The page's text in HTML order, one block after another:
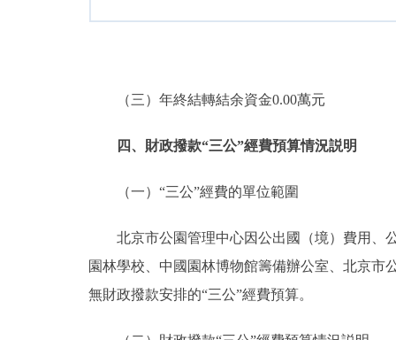
（三）年終結轉結余資金0.00萬元
四、財政撥款“三公”經費預算情況説明
（一）“三公”經費的單位範圍
北京市公園管理中心因公出國（境）費用、公
園林學校、中國園林博物館籌備辦公室、北京市
無財政撥款安排的“三公”經費預算。